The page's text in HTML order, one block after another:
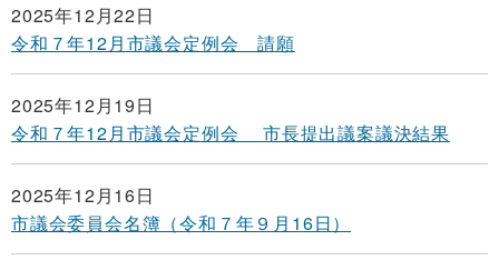
2025年12月22日
令和７年12月市議会定例会 請願
2025年12月19日
令和７年12月市議会定例会 市長提出議案議決結果
2025年12月16日
市議会委員会名簿（令和７年９月16日）